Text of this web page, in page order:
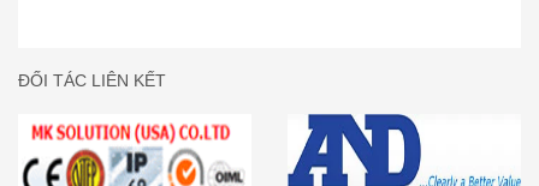
ĐỐI TÁC LIÊN KẾT